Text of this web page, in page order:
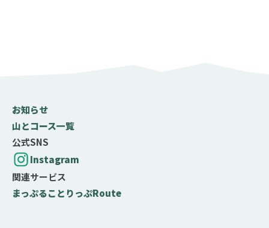
お知らせ
山とコース一覧
公式SNS
Instagram
関連サービス
まっぷることりっぷRoute